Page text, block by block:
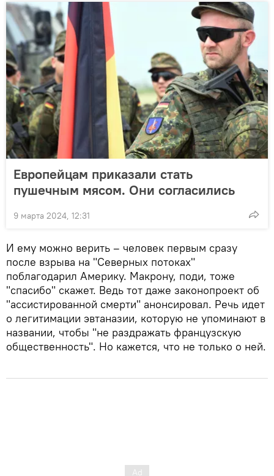
Европейцам приказали стать
пушечным мясом. Они согласились
9 марта 2024, 12:31
И ему можно верить – человек первым сразу
после взрыва на "Северных потоках"
поблагодарил Америку. Макрону, поди, тоже
"спасибо" скажет. Ведь тот даже законопроект об
"ассистированной смерти" анонсировал. Речь идет
о легитимации эвтаназии, которую не упоминают в
названии, чтобы "не раздражать французскую
общественность". Но кажется, что не только о ней.